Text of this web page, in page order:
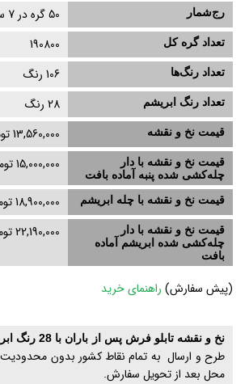
رج‌شمار 50 گره در 7 سانتی‌متر
تعداد گره کل 190800
تعداد رنگ‌ها 106 رنگ
تعداد رنگ ابریشم 28 رنگ
قیمت نخ و نقشه 13,560,000 تومان
قیمت نخ و نقشه با دار
چله‌کشی‌ شده پنبه آماده بافت
15,000,000 تومان
قیمت نخ و نقشه با چله ابریشم 18,900,000 تومان
قیمت نخ و نقشه با دار
چله‌کشی‌ شده ابریشم آماده
بافت
22,190,000 تومان
(پیش سفارش) راهنمای خرید
نخ و نقشه تابلو فرش پس از باران با 28 رنگ ابریشم
طرح و ارسال به تمام نقاط کشور بدون
محل بعد از تحویل سفارش.